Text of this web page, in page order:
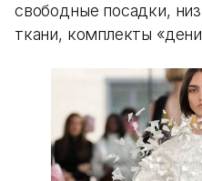
свободные посадки,
ткани, комплекты